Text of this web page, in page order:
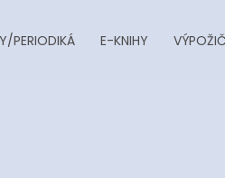
PERIODIKÁ E-KNIHY